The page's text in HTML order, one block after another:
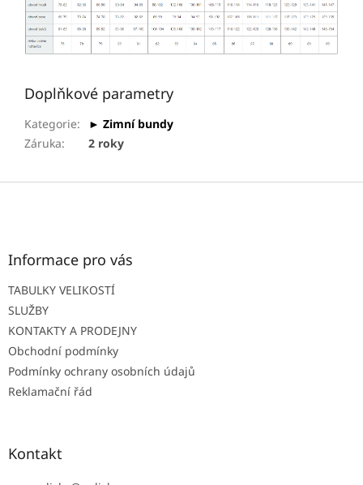
Doplňkové parametry
Kategorie:
► Zimní bundy
Záruka: 2 roky
Z
Informace pro vás
TABULKY VELIKOSTÍ
SLUŽBY
KONTAKTY A PRODEJNY
Obchodní podmínky
Podmínky ochrany osobních údajů
Reklamační řád
Kontakt